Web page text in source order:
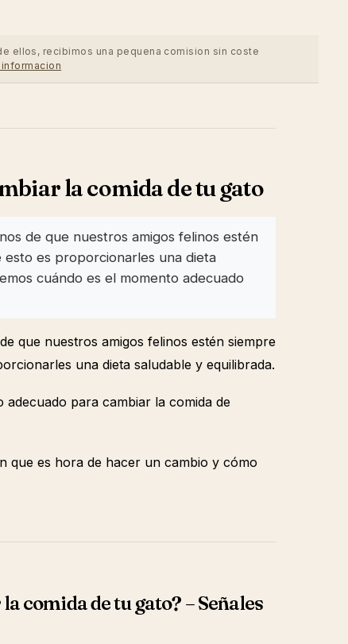
ellos, recibimos una pequena comision sin coste
informacion
la comida de tu gato
de que nuestros amigos felinos estén
es proporcionarles una dieta
cuándo es el momento adecuado
que nuestros amigos felinos estén siempre
una dieta saludable y equilibrada.
para cambiar la comida de
que es hora de hacer un cambio y cómo
comida de tu gato? – Señales